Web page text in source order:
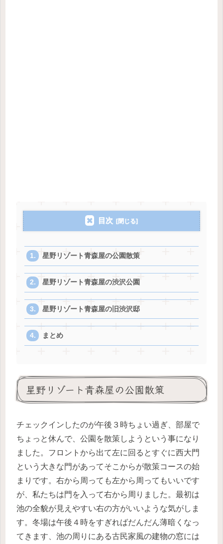
目次
星野リゾート青森屋の公園散策
星野リゾート青森屋の渋沢公園
星野リゾート青森屋の旧渋沢邸
まとめ
星野リゾート青森屋の公園散策
チェックインしたのが午後３時ちょい過ぎ、部屋で
ちょっと休んで、公園を散策しようという事になり
ました。フロントから出て左に回るとすぐに西大門
という大きな門があってそこからが散策コースの始
まりです。右から周っても左から周ってもいいです
が、私たちは門を入って右から周りました。 最初は
池の全貌が見えやすい右の方がいいような気がしま
す。 冬場は午後４時をすぎればだんだん薄暗くなっ
てきます、池の周りにある古民家風の建物の窓には